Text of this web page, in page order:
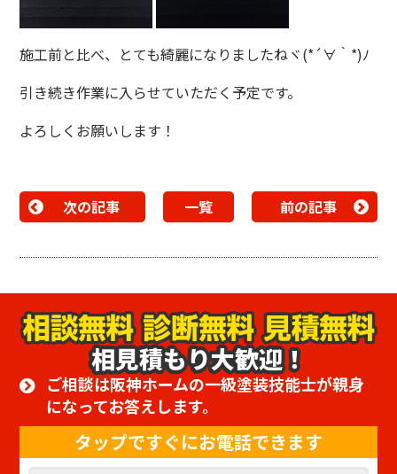
施工前と比べ、とても綺麗になりましたねヾ(*´∀｀*)ﾉ
引き続き作業に入らせていただく予定です。
よろしくお願いします！
次の記事 一覧 前の記事
相見積もり大歓迎！
ご相談は阪神ホームの一級塗装技能士が親身
になってお答えします。
タップですぐにお電話できます